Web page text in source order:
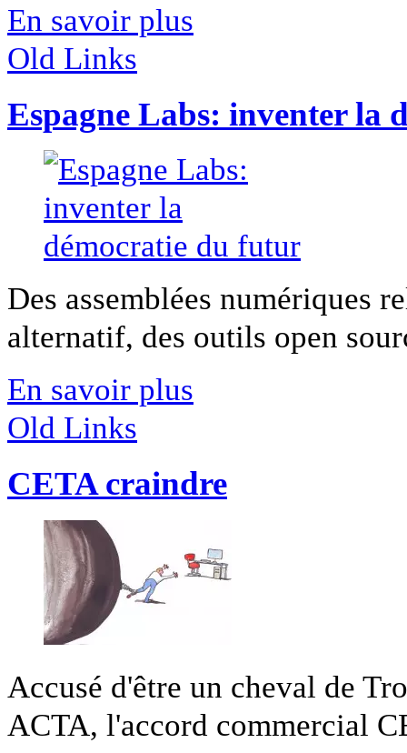
En savoir plus
Old Links
Espagne Labs: inventer la
Des assemblées numériques
alternatif, des outils open
En savoir plus
Old Links
CETA craindre
Accusé d'être un cheval de
ACTA, l'accord commercial